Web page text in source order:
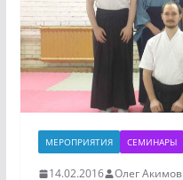
МЕРОПРИЯТИЯ СЕМИНАРЫ
14.02.2016 Олег Акимов